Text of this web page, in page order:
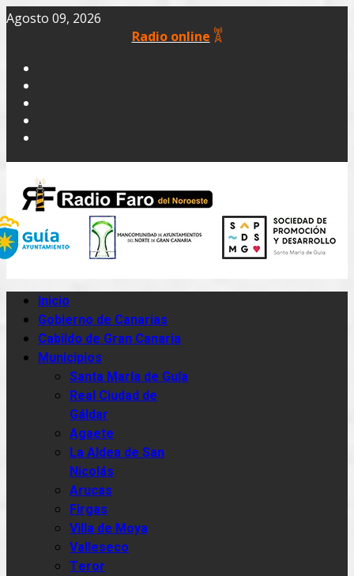
Agosto 09, 2026
Radio online
Inicio
Gobierno de Canarias
Cabildo de Gran Canaria
Municipios
Santa María de Guía
Real Ciudad de
Gáldar
Agaete
La Aldea de San
Nicolás
Arucas
Firgas
Villa de Moya
Valleseco
Teror